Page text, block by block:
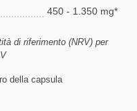
450 - 1.350 mg*
di riferimento (NRV) per
della capsula